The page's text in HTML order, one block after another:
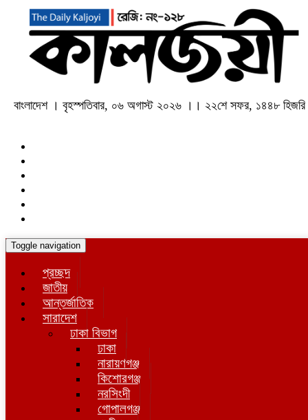
বাংলাদেশ । বৃহস্পতিবার, ০৬ অগাস্ট ২০২৬ ।। ২২শে সফর, ১৪৪৮ হিজরি
Toggle navigation
প্রচ্ছদ
জাতীয়
আন্তর্জাতিক
সারাদেশ
ঢাকা বিভাগ
ঢাকা
নারায়ণগঞ্জ
কিশোরগঞ্জ
নরসিংদী
গোপালগঞ্জ